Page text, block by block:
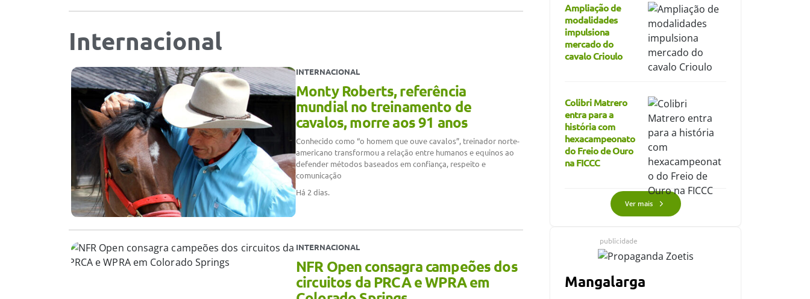
Internacional
INTERNACIONAL
Monty Roberts, referência
mundial no treinamento de
cavalos, morre aos 91 anos
Conhecido como “o homem que ouve cavalos”, treinador norte-
americano transformou a relação entre humanos e equinos ao
defender métodos baseados em confiança, respeito e
comunicação
Há 2 dias.
INTERNACIONAL
NFR Open consagra campeões dos
circuitos da PRCA e WPRA em
Ampliação de
modalidades
impulsiona
mercado do
cavalo Crioulo
Colibri Matrero
entra para a
história com
hexacampeonato
do Freio de Ouro
na FICCC
Ver mais
publicidade
Mangalarga